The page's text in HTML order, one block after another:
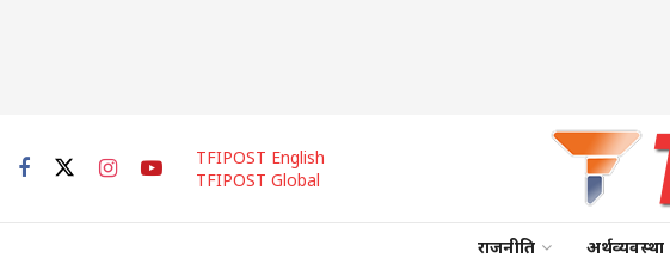
TFIPOST English
TFIPOST Global
राजनीति अर्थव्यवस्था